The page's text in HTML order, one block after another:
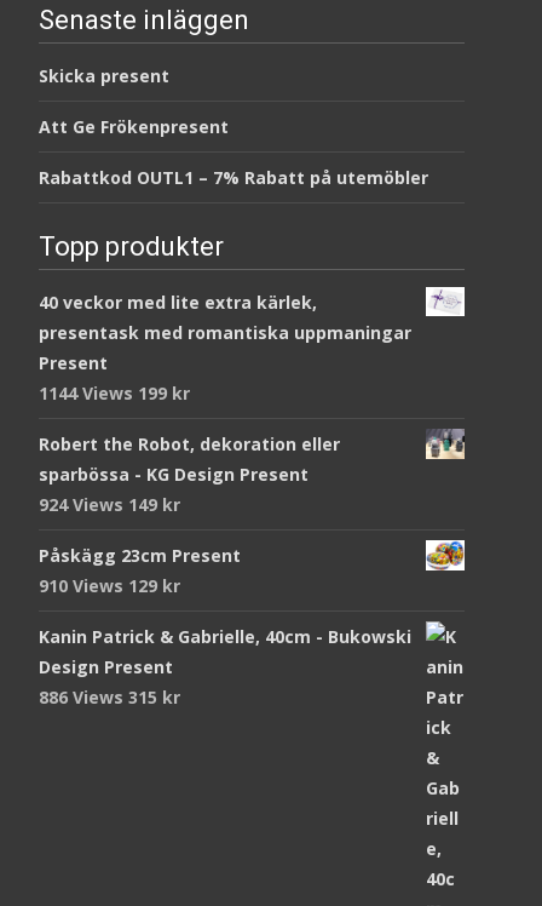
Senaste inläggen
Skicka present
Att Ge Frökenpresent
Rabattkod OUTL1 – 7% Rabatt på utemöbler
Topp produkter
40 veckor med lite extra kärlek,
presentask med romantiska uppmaningar
Present
1144 Views 199 kr
Robert the Robot, dekoration eller
sparbössa - KG Design Present
924 Views 149 kr
Påskägg 23cm Present
910 Views 129 kr
Kanin Patrick & Gabrielle, 40cm - Bukowski
Design Present
886 Views 315 kr